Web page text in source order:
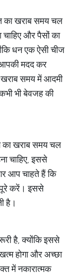
का खराब समय चल
और पैसों का
धन एक ऐसी चीज
मदद कर
समय में आदमी
भी बेवजह की
का खराब समय चल
चाहिए, इससे
आप चाहते हैं कि
पूरे करें। इससे
है।
है, क्योंकि इससे
होगा और अच्छा
में नकारात्मक